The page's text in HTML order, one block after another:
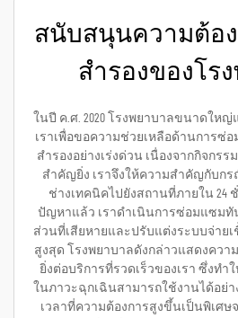
สนับสนุนความต้อ
สำรองของโร
ในปี ค.ศ. 2020 โรงพยาบาลขนาดให
เราเพื่อขอความช่วยเหลือด้านการซ่
สำรองอย่างเร่งด่วน เนื่องจากกิจกร
สำคัญยิ่ง เราจึงให้ความสำคัญกับก
ช่างเทคนิคไปยังสถานที่ภายใน 24
ปัญหาแล้ว เราดำเนินการซ่อมแซมทั
ส่วนที่เสียหายและปรับแต่งระบบจ่าย
สูงสุด โรงพยาบาลดังกล่าวแสดงควา
ยิ่งต่อบริการที่รวดเร็วของเรา ซึ่งทำ
ในภาวะฉุกเฉินสามารถใช้งานได้อย่
เวลาที่ความต้องการสูงขึ้นเป็นพิเศ